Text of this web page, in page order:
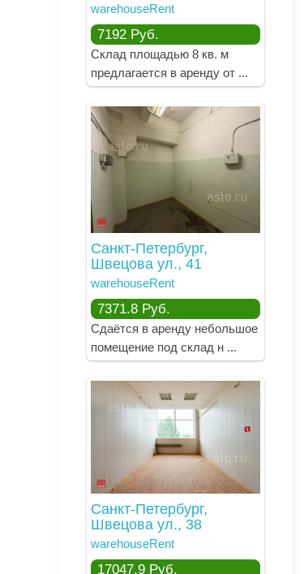
warehouseRent
7192 Руб.
Склад площадью 8 кв. м
предлагается в аренду от ...
Санкт-Петербург,
Швецова ул., 41
warehouseRent
7371.8 Руб.
Сдаётся в аренду небольшое
помещение под склад н ...
Санкт-Петербург,
Швецова ул., 38
warehouseRent
17047.9 Руб.